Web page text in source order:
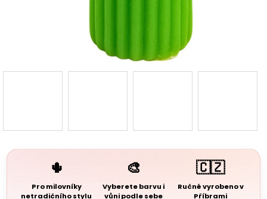
nás
Blog
🌵
Pro milovníky
netradičního stylu
🎨
Vyberete barvu i
vůni podle sebe
🇨🇿
Ručně vyrobeno v
Příbrami